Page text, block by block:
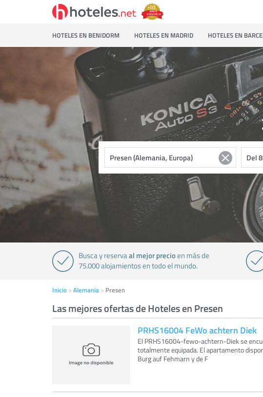
HOTELES EN BENIDORM HOTELES EN MADRID HOTELES EN
Busca y reservaal mejor precioen más de
75.000 alojamientos en todo el mundo.
Inicio Alemania Presen
Las mejores ofertas de Hoteles en Presen
PRHS16004 FeWo achtern Diek
El PRHS16004-fewo-achtern-Diek se
totalmente equipada. El apartamento
Burg auf Fehmarn y de F